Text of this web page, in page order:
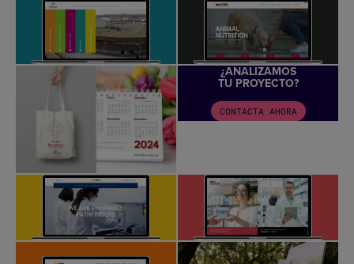
¿ANALIZAMOS
TU PROYECTO?
CONTACTA AHORA